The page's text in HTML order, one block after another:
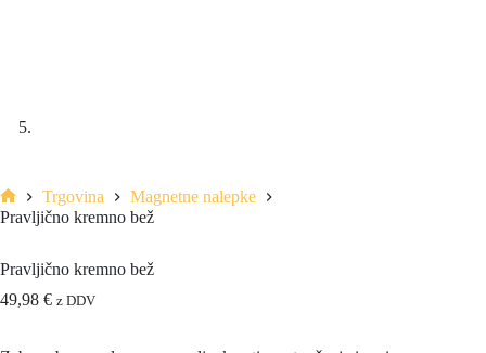
Trgovina
Magnetne nalepke
Pravljično kremno bež
Pravljično kremno bež
49,98 € z DDV